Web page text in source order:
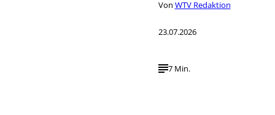
Von WTV Redaktion
23.07.2026
7 Min.